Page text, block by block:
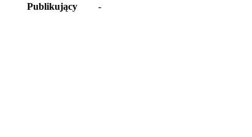
Publikujący
-